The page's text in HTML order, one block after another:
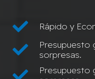
Rápido y
Presupuesto
sorpresas.
Presupuesto